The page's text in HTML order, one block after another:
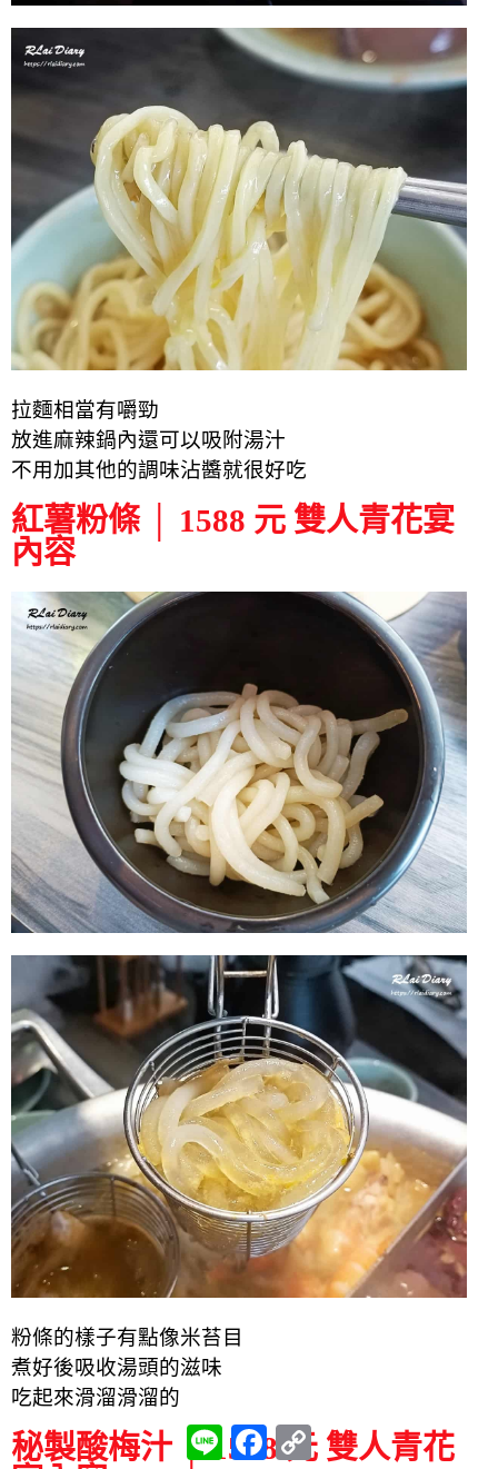
拉麵相當有嚼勁
放進麻辣鍋內還可以吸附湯汁
不用加其他的調味沾醬就很好吃
紅薯粉條 │ 1588 元 雙人青花宴
內容
粉條的樣子有點像米苔目
煮好後吸收湯頭的滋味
吃起來滑溜滑溜的
秘製酸梅汁 │ 1588 元 雙人青花
L
F
a
C
o